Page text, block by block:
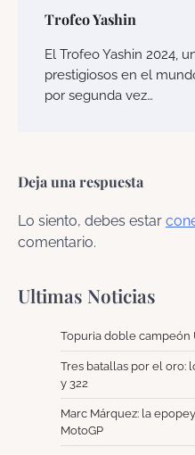
Trofeo Yashin
El Trofeo Yashin 2024,
prestigiosos en el
por segunda vez…
Deja una respuesta
Lo siento, debes estar
comentario.
Ultimas Noticias
Topuria doble campeón
Tres batallas por el oro:
y 322
Marc Márquez: la
MotoGP